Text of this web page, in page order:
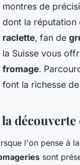
montres de
dont la réputation
raclette, fan de
la Suisse vous
fromage.
font la richesse
l'on pense à la
sont